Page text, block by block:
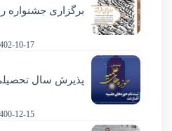
برگزاری جشنواره
10-17
پذیرش سال تحصیلی ۰۲-
12-15